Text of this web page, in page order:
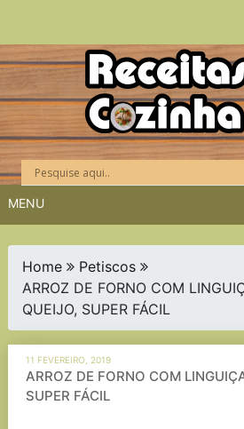
Skip
to
content
MENU
Home
Petiscos
ARROZ DE FORNO COM
QUEIJO, SUPER FÁCIL
11 FEVEREIRO, 2019
ARROZ DE FORNO COM
SUPER FÁCIL